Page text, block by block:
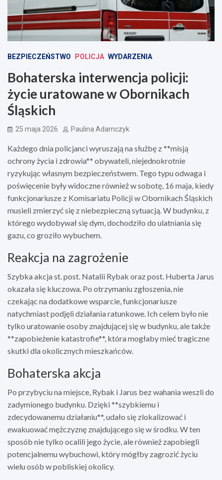
BEZPIECZEŃSTWO POLICJA WYDARZENIA
Bohaterska interwencja policji:
życie uratowane w Obornikach
Śląskich
25 maja 2026 Paulina Adamczyk
Każdego dnia policjanci wyruszają na służbę z **misją
ochrony życia i zdrowia** obywateli, niejednokrotnie
ryzykując własnym bezpieczeństwem. Tego typu odwaga i
poświęcenie były widoczne również w sobotę, 16 maja, kiedy
funkcjonariusze z Komisariatu Policji w Obornikach Śląskich
musieli zmierzyć się z niebezpieczną sytuacją. W budynku, z
którego wydobywał się dym, dochodziło do ulatniania się
gazu, co groziło wybuchem.
Reakcja na zagrożenie
Szybka akcja st. post. Natalii Rybak oraz post. Huberta Jarus
okazała się kluczowa. Po otrzymaniu zgłoszenia, nie
czekając na dodatkowe wsparcie, funkcjonariusze
natychmiast podjęli działania ratunkowe. Ich celem było nie
tylko uratowanie osoby znajdującej się w budynku, ale także
**zapobieżenie katastrofie**, która mogłaby mieć tragiczne
skutki dla okolicznych mieszkańców.
Bohaterska akcja
Po przybyciu na miejsce, Rybak i Jarus bez wahania weszli do
zadymionego budynku. Dzięki **szybkiemu i
zdecydowanemu działaniu**, udało się zlokalizować i
ewakuować mężczyznę znajdującego się w środku. W ten
sposób nie tylko ocalili jego życie, ale również zapobiegli
potencjalnemu wybuchowi, który mógłby zagrozić życiu
wielu osób w pobliskiej okolicy.